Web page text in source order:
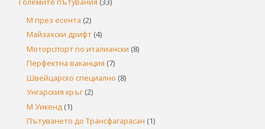
М през есента (2)
Майзахски дрифт (4)
Моторспорт по италиански (8)
Перфектна ваканция (7)
Швейцарско специално (8)
Унгарския кръг (2)
М Уикенд (1)
Пътуването до Трансфагарасан (1)